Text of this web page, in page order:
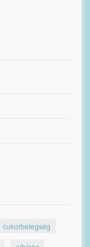
cukorbetegség